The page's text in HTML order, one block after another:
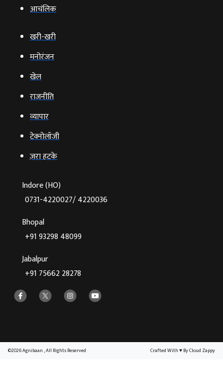
आचंलिक
खरी-खरी
मनोरंजन
खेल
राजनीति
व्‍यापार
टेक्‍नोलॉजी
ज़रा हटके
Indore (HO)
0731-4220027/ 4220036
Bhopal
+91 93298 48099
Jabalpur
+91 75662 28278
©2026 Agnibaan , All Rights Reserved Crafted With♥By Cloud Zappy